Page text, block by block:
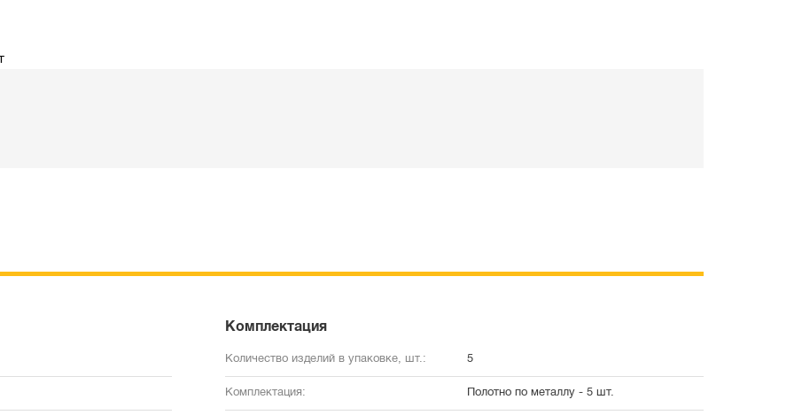
Комплектация
Количество изделий в упаковке, шт.: 5
Комплектация: Полотно по металлу - 5 шт.